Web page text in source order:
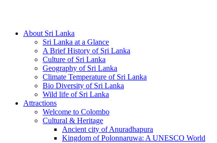
About Sri Lanka
Sri Lanka at a Glance
A Brief History of Sri Lanka
Culture of Sri Lanka
Geography of Sri Lanka
Climate Temperature of Sri Lanka
Bio Diversity of Sri Lanka
Wild life of Sri Lanka
Attractions
Welcome to Colombo
Cultural & Heritage
Ancient city of Anuradhapura
Kingdom of Polonnaruwa: A UNESCO World